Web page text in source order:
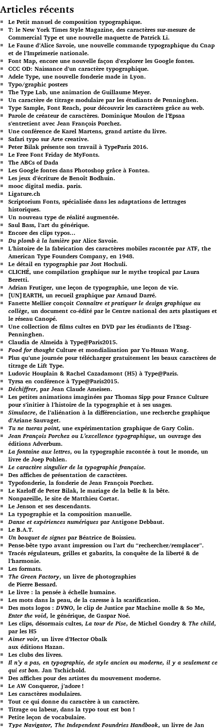
Articles récents
Le Petit manuel de composition typographique.
T: le New York Times Style Magazine, des caractères sur-mesure de
Commercial Type et une nouvelle maquette de Patrick Li.
Le Faune d’Alice Savoie, une nouvelle commande typographique du Cnap
et de l’Imprimerie nationale.
Font Map, encore une nouvelle façon d’explorer les Google fontes.
CCC OD: Naissance d’un caractère typographique.
Adele Type, une nouvelle fonderie made in Lyon.
Typo/graphic posters
The Type Lab, une animation de Guillaume Meyer.
Un caractère de titrage modulaire par les étudiants de Penninghen.
Type Sample, Font Reach, pour découvrir les caractères grâce au web.
Parole de créateur de caractères. Dominique Moulon de l’Epsaa
s’entretient avec Jean François Porchez.
Une conférence de Karel Martens, grand artiste du livre.
Safari typo sur Arte creative.
Peter Bilak présente son travail à TypeParis 2016.
Le Free Font Friday de MyFonts.
The ABCs of Dada
Les Google fontes dans Photoshop grâce à Fontea.
Les jeux d’écriture de Benoît Bodhuin.
mooc digital media. paris.
Ligature.ch
Scriptorium Fonts, spécialisée dans les adaptations de lettrages
historiques.
Un nouveau type de réalité augmentée.
Saul Bass, l’art du générique.
Encore des clips typos…
Du plomb à la lumière par Alice Savoie.
L’histoire de la fabrication des caractères mobiles racontée par ATF, the
American Type Founders Company, en 1948.
Le détail en typographie par Jost Hochuli.
CLICHÉ, une compilation graphique sur le mythe tropical par Laura
Beretti.
Adrian Frutiger, une leçon de typographie, une leçon de vie.
[UN]EARTH, un recueil graphique par Arnaud Darré.
Fanette Mellier conçoit Connaître et pratiquer le design graphique au
collège, un document co-édité par le Centre national des arts plastiques et
le réseau Canopé.
Une collection de films cultes en DVD par les étudiants de l’Esag-
Penninghen.
Claudia de Almeida à Type@Paris2015.
Food for thoughtCulture et mondialisation par Yu-Hsuan Wang.
Plus qu’une journée pour télécharger gratuitement les beaux caractères de
titrage de Lift Type.
Ludovic Houplain & Rachel Cazadamont (H5) à Type@Paris.
Tyrsa en conférence à Type@Paris2015.
Déchiffrer, par Jean Claude Ameisen.
Les petites animations imaginées par Thomas Sipp pour France Culture
pour s’initier à l’histoire de la typographie et à ses usages.
Simulacre, de l’aliénation à la différenciation, une recherche graphique
d’Ariane Sauvaget.
Tu ne tueras point, une expérimentation graphique de Gary Colin.
Jean François Porchez ou L’excellence typographique, un ouvrage des
éditions Adverbum.
La fontaine aux lettres, ou la typographie racontée à tout le monde, un
livre de Joep Pohlen.
Le caractère singulier de la typographie française.
Des affiches de présentation de caractères.
Typofonderie, la fonderie de Jean François Porchez.
Le Karloff de Peter Bilak, le mariage de la belle & la bête.
Nonpareille, le site de Matthieu Cortat.
Le Jenson et ses descendants.
La typographie et la composition manuelle.
Danse et expériences numériques par Antigone Debbaut.
Le B.A.T.
Un bouquet de signes par Béatrice de Boissieu.
Pense-bête typo avant impression ou l’art du “rechercher/remplacer”.
Tracés régulateurs, grilles et gabarits, la conquête de la liberté & de
l’harmonie.
Les formats.
The Green Factory, un livre de photographies
de Pierre Bessard.
Le livre : la pensée à échelle humaine.
Les mots dans la peau, de la caresse à la scarification.
Des mots logos :DVNO, le clip de Justice par Machine molle & So Me,
Enter the void, le générique, de Gaspar Noé.
Les clips, désormais cultes,La tour de Pise, de Michel Gondry & The child,
par les H5
Aimer voir, un livre d’Hector Obalk
aux éditions Hazan.
Les clubs des livres.
Il n’y a pas, en typographie, de style ancien ou moderne, il y a seulement ce
qui est bon. Jan Tschichold.
Des affiches pour des artistes du mouvement moderne.
Le AW Conqueror, j’adore !
Les caractères modulaires.
Tout ce qui donne du caractère à un caractère.
Titrage ou labeur, dans la typo tout est bon !
Petite leçon de vocabulaire.
Type Navigator, The Independent Foundries Handbook, un livre de Jan